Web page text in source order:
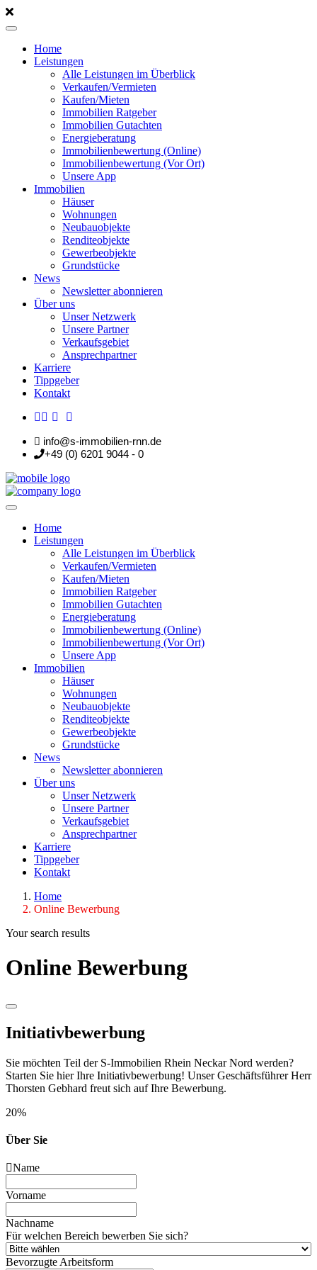
Home
Leistungen
Alle Leistungen im Überblick
Verkaufen/Vermieten
Kaufen/Mieten
Immobilien Ratgeber
Immobilien Gutachten
Energieberatung
Immobilienbewertung (Online)
Immobilienbewertung (Vor Ort)
Unsere App
Immobilien
Häuser
Wohnungen
Neubauobjekte
Renditeobjekte
Gewerbeobjekte
Grundstücke
News
Newsletter abonnieren
Über uns
Unser Netzwerk
Unsere Partner
Verkaufsgebiet
Ansprechpartner
Karriere
Tippgeber
Kontakt
info@s-immobilien-rnn.de
+49 (0) 6201 9044 - 0
Home
Leistungen
Alle Leistungen im Überblick
Verkaufen/Vermieten
Kaufen/Mieten
Immobilien Ratgeber
Immobilien Gutachten
Energieberatung
Immobilienbewertung (Online)
Immobilienbewertung (Vor Ort)
Unsere App
Immobilien
Häuser
Wohnungen
Neubauobjekte
Renditeobjekte
Gewerbeobjekte
Grundstücke
News
Newsletter abonnieren
Über uns
Unser Netzwerk
Unsere Partner
Verkaufsgebiet
Ansprechpartner
Karriere
Tippgeber
Kontakt
Home
Online Bewerbung
Your search results
Online Bewerbung
Initiativbewerbung
Sie möchten Teil der S-Immobilien Rhein Neckar Nord werden?
Starten Sie hier Ihre Initiativbewerbung! Unser Geschäftsführer Herr
Thorsten Gebhard freut sich auf Ihre Bewerbung.
20%
Über Sie
Name
Vorname
Nachname
Für welchen Bereich bewerben Sie sich?
Bevorzugte Arbeitsform